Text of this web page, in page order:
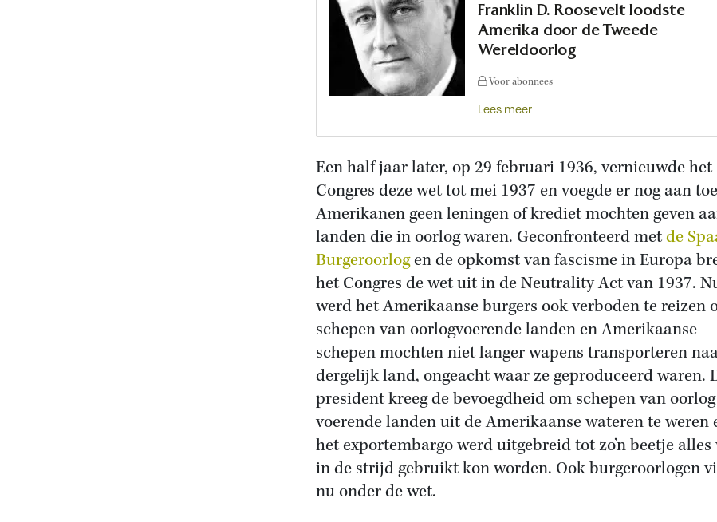
Franklin D. Roosevelt loodste
Amerika door de Tweede
Wereldoorlog
Voor abonnees
Lees meer
Een half jaar later, op 29 februari 1936, vernieuwde het
Congres deze wet tot mei 1937 en voegde er nog aan
Amerikanen geen leningen of krediet mochten geven
landen die in oorlog waren. Geconfronteerd metde
Burgeroorlogen de opkomst van fascisme in Europa
het Congres de wet uit in de Neutrality Act van 1937.
werd het Amerikaanse burgers ook verboden te reizen
schepen van oorlogvoerende landen en Amerikaanse
schepen mochten niet langer wapens transporteren
dergelijk land, ongeacht waar ze geproduceerd waren.
president kreeg de bevoegdheid om schepen van oorlog
voerende landen uit de Amerikaanse wateren te weren
het exportembargo werd uitgebreid tot zo’n beetje alles
in de strijd gebruikt kon worden. Ook burgeroorlogen
nu onder de wet.